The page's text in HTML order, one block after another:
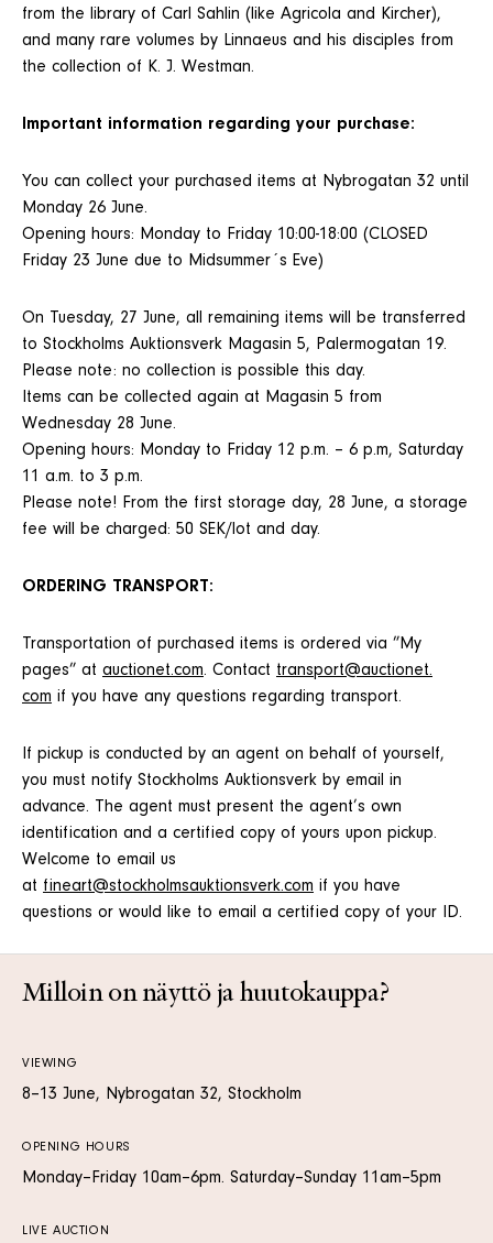
from the library of Carl Sahlin (like Agricola and Kircher),
and many rare volumes by Linnaeus and his disciples from
the collection of K. J. Westman.
Important information regarding your purchase:
You can collect your purchased items at Nybrogatan 32 until
Monday 26 June.
Opening hours: Monday to Friday 10:00-18:00 (CLOSED
Friday 23 June due to Midsummer´s Eve)
On Tuesday, 27 June, all remaining items will be transferred
to Stockholms Auktionsverk Magasin 5, Palermogatan 19.
Please note: no collection is possible this day.
Items can be collected again at Magasin 5 from
Wednesday 28 June.
Opening hours: Monday to Friday 12 p.m. – 6 p.m, Saturday
11 a.m. to 3 p.m.
Please note! From the first storage day, 28 June, a storage
fee will be charged: 50 SEK/lot and day.
ORDERING TRANSPORT:
Transportation of purchased items is ordered via ”My
pages” at auctionet.com. Contact transport@auctionet.
com if you have any questions regarding transport.
If pickup is conducted by an agent on behalf of yourself,
you must notify Stockholms Auktionsverk by email in
advance. The agent must present the agent’s own
identification and a certified copy of yours upon pickup.
Welcome to email us
at fineart@stockholmsauktionsverk.com if you have
questions or would like to email a certified copy of your ID.
Milloin on näyttö ja huutokauppa?
VIEWING
8–13 June, Nybrogatan 32, Stockholm
OPENING HOURS
Monday–Friday 10am–6pm. Saturday–Sunday 11am–5pm
LIVE AUCTION